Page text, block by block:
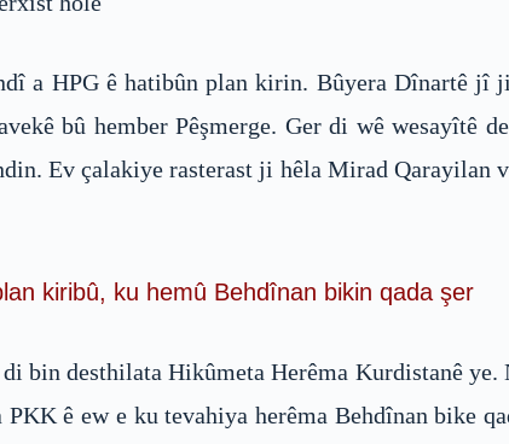
a HPG ê hatibûn plan kirin. Bûyera Dînartê
bû hember Pêşmerge. Ger di wê wesayîtê
Ev çalakiye rasterast ji hêla Mirad
kiribû, ku hemû Behdînan bikin qada şer
bin desthilata Hikûmeta Herêma Kurdistanê
ê ew e ku tevahiya herêma Behdînan bike